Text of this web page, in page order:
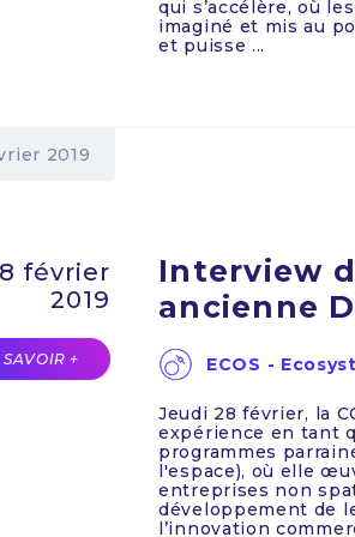
qui s’accélère, où
imaginé et mis au
et puisse ...
2019
février
2019
SAVOIR +
Interview
ancienne
ECOS -
Jeudi 28 février, la
expérience en tant
programmes
l'espace), où elle
entreprises non
développement de
l’innovation